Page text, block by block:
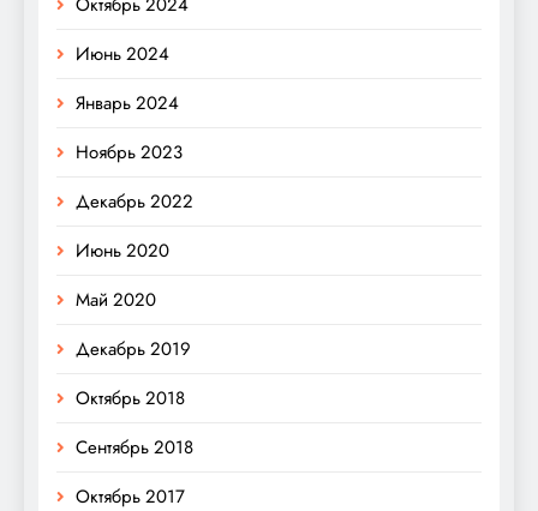
Июнь 2024
Январь 2024
Ноябрь 2023
Декабрь 2022
Июнь 2020
Май 2020
Декабрь 2019
Октябрь 2018
Сентябрь 2018
Октябрь 2017